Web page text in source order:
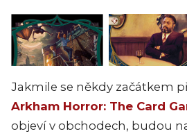
Jakmile se někdy začátkem
Arkham Horror: The Card
objeví v obchodech, budou